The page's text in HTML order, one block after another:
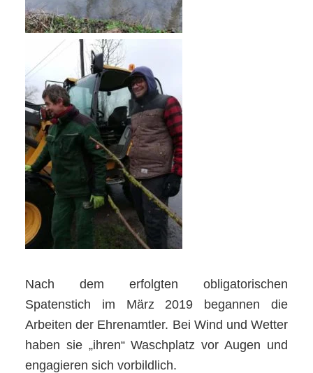
Nach dem erfolgten obligatorischen
Spatenstich im März 2019 begannen die
Arbeiten der Ehrenamtler. Bei Wind und Wetter
haben sie „ihren“ Waschplatz vor Augen und
engagieren sich vorbildlich.